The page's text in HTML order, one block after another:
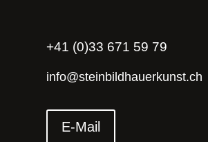
+41 (0)33 671 59 79
info@steinbildhauerkunst.ch
E-Mail